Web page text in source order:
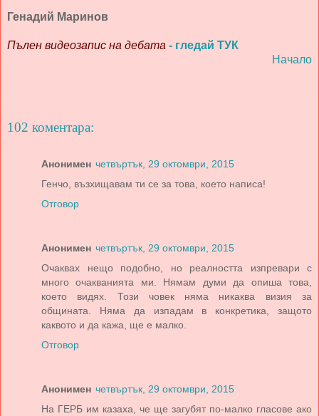
Генадий Маринов
Пълен видеозапис на дебата - гледай ТУК
Начало
102 коментара:
Анонимен четвъртък, 29 октомври, 2015
Генчо, възхищавам ти се за това, което написа!
Отговор
Анонимен четвъртък, 29 октомври, 2015
Очаквах нещо подобно, но реалността изпревари с
много очакванията ми. Нямам думи да опиша това,
което видях. Този човек няма никаква визия за
общината. Няма да изпадам в конкретика, защото
каквото и да кажа, ще е малко.
Отговор
Анонимен четвъртък, 29 октомври, 2015
На ГЕРБ им казаха, че ще загубят по-малко гласове ако